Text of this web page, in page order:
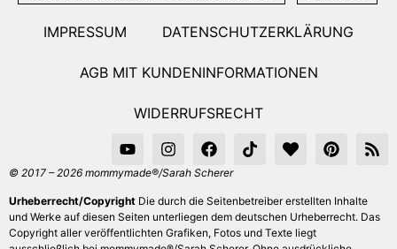
IMPRESSUM DATENSCHUTZERKLÄRUNG
AGB MIT KUNDENINFORMATIONEN
WIDERRUFSRECHT
© 2017 – 2026 mommymade®/Sarah Scherer
Urheberrecht/Copyright Die durch die Seitenbetreiber erstellten Inhalte
und Werke auf diesen Seiten unterliegen dem deutschen Urheberrecht. Das
Copyright aller veröffentlichten Grafiken, Fotos und Texte liegt